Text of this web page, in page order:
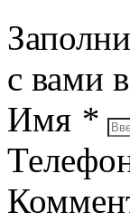
с вами
Имя *